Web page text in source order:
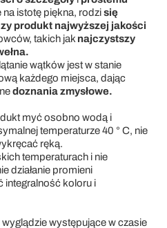
na istotę piękna, rodzisię
produkt najwyższej jakości
takich jak najczystszy
wątków jest w stanie
każdego miejsca, dając
doznania zmysłowe.
myć osobno wodą i
temperaturze 40 ° C, nie
ręką.
temperaturach i nie
działanie promieni
integralność koloru i
wyglądzie występujące w czasie